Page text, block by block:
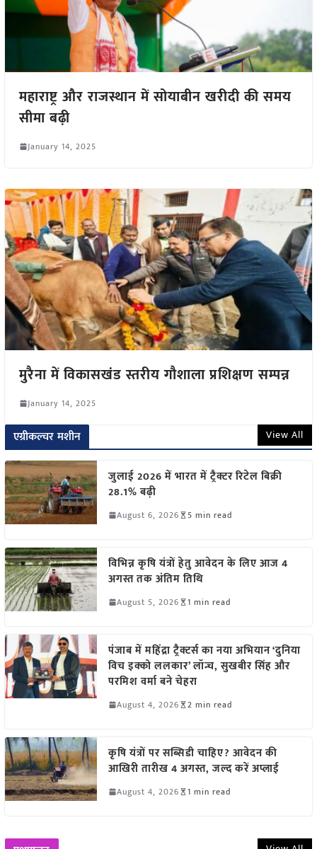
महाराष्ट्र और राजस्थान में सोयाबीन खरीदी की समय
सीमा बढ़ी
January 14, 2025
मुरैना में विकासखंड स्तरीय गौशाला प्रशिक्षण सम्पन्न
January 14, 2025
एग्रीकल्चर मशीन View All
जुलाई 2026 में भारत में ट्रैक्टर रिटेल बिक्री
28.1% बढ़ी
August 6, 2026 5 min read
विभिन्न कृषि यंत्रों हेतु आवेदन के लिए आज 4
अगस्त तक अंतिम तिथि
August 5, 2026 1 min read
पंजाब में महिंद्रा ट्रैक्टर्स का नया अभियान ‘दुनिया
विच इक्को ललकार’ लॉन्च, सुखबीर सिंह और
परमिश वर्मा बने चेहरा
August 4, 2026 2 min read
कृषि यंत्रों पर सब्सिडी चाहिए? आवेदन की
आखिरी तारीख 4 अगस्त, जल्द करें अप्लाई
August 4, 2026 1 min read